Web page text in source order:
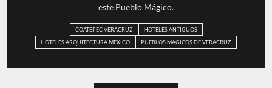
este Pueblo Mágico.
COATEPEC VERACRUZ
HOTELES ANTIGUOS
HOTELES ARQUITECTURA MÉXICO
PUEBLOS MÁGICOS DE VERACRUZ